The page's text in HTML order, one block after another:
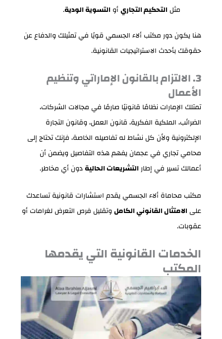
مثل التحكيم التجاريأو التسوية الودية.
هنا يكون دور مكتب ألاء الجسمي قويًا في تمثيلك والدفاع عن
حقوقك بأحدث الاستراتيجيات القانونية.
3. الالتزام بالقانون الإماراتي وتنظيم
الأعمال
تمتلك الإمارات نظامًا قانونيًا صارمًا في مجالات الشركات،
الضرائب، الملكية الفكرية، قانون العمل، وقانون التجارة
الإلكترونية ولأن كل نشاط له تفاصيله الخاصة، فإنك تحتاج إلى
محامي تجاري في عجمان يفهم هذه التفاصيل ويضمن أن
أعمالك تسير في إطارالتشريعات الحاليةدون أي مخاطر.
مكتب محاماة ألاء الجسمي يقدم استشارات قانونية تساعدك
على الامتثال القانوني الكاملوتقليل فرص التعرض لغرامات أو
عقوبات.
الخدمات القانونية التي يقدمها
المكتب